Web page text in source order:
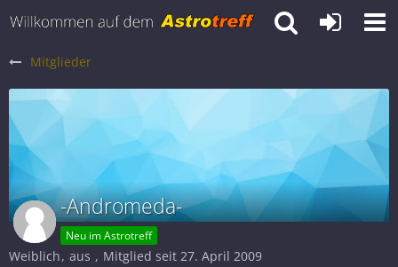
Mitglieder
-Andromeda-
Neu im Astrotreff
Weiblich aus
Mitglied seit 27. April 2009